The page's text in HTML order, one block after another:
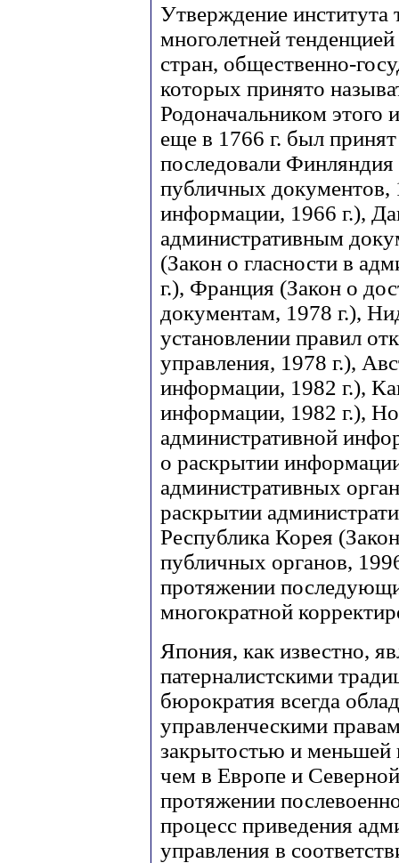
Утверждение института
многолетней
стран, общественно-
которых принято
Родоначальником этого
еще в 1766 г. был
последовали
публичных
информации, 1966 г.),
административным
(Закон о гласности в
г.), Франция (Закон о
документам, 1978 г.),
установлении правил
управления, 1978 г.),
информации, 1982 г.),
информации, 1982 г.),
административной
о раскрытии
административных
раскрытии
Республика Корея
публичных органов,
протяжении
многократной
Япония, как известно,
патерналистскими
бюрократия всегда
управленческими
закрытостью и меньшей
чем в Европе и
протяжении
процесс приведения
управления в